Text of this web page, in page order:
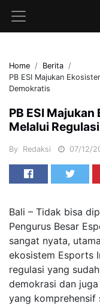
Home
Berita
PB ESI Majukan
Demokratis
PB ESI
Melalui
By Redaksi 07/12/
Bali – Tidak bisa
Pengurus Besar
sangat nyata,
ekosistem Esports
regulasi yang
demokrasi dan
yang komprehensif